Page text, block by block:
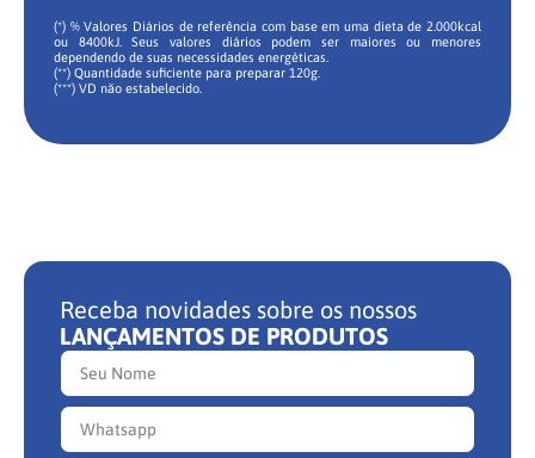
(*) % Valores Diários de referência com base em uma dieta de 2.000kcal
ou 8400kJ. Seus valores diários podem ser maiores ou menores
dependendo de suas necessidades energéticas.
(**) Quantidade suficiente para preparar 120g.
(***) VD não estabelecido.
Receba novidades sobre os nossos
LANÇAMENTOS DE PRODUTOS